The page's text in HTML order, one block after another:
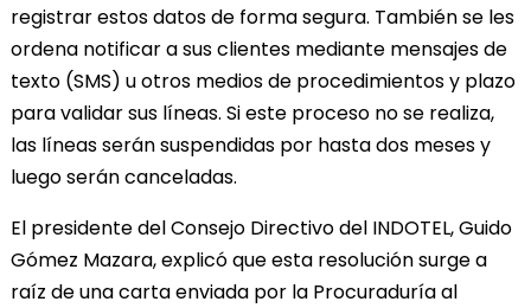
registrar estos datos de forma segura. También se les
ordena notificar a sus clientes mediante mensajes de
texto (SMS) u otros medios de procedimientos y plazo
para validar sus líneas. Si este proceso no se realiza,
las líneas serán suspendidas por hasta dos meses y
luego serán canceladas.
El presidente del Consejo Directivo del INDOTEL, Guido
Gómez Mazara, explicó que esta resolución surge a
raíz de una carta enviada por la Procuraduría al